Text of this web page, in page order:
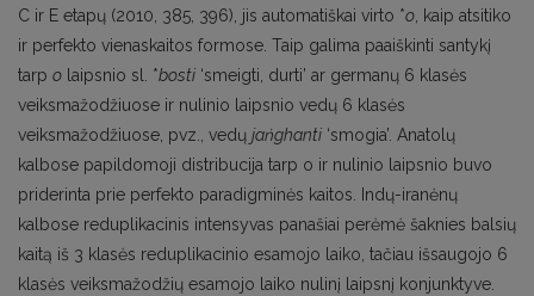
C ir E etapų (2010, 385, 396), jis automatiškai virto *o, kaip atsitiko
ir perfekto vienaskaitos formose. Taip galima paaiškinti santykį
tarp o laipsnio sl. *bosti ‘smeigti, durti’ ar germanų 6 klasės
veiksmažodžiuose ir nulinio laipsnio vedų 6 klasės
veiksmažodžiuose, pvz., vedų jaṅghanti ‘smogia’. Anatolų
kalbose papildomoji distribucija tarp o ir nulinio laipsnio buvo
priderinta prie perfekto paradigminės kaitos. Indų-iranėnų
kalbose reduplikacinis intensyvas panašiai perėmė šaknies balsių
kaitą iš 3 klasės reduplikacinio esamojo laiko, tačiau išsaugojo 6
klasės veiksmažodžių esamojo laiko nulinį laipsnį konjunktyve.